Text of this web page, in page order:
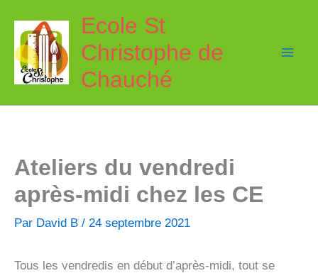
contenu
Ecole St
Christophe de
Chauché
Ateliers du vendredi
après-midi chez les CE
Par David B / 24 septembre 2021
Tous les vendredis en début d’après-midi, tout se